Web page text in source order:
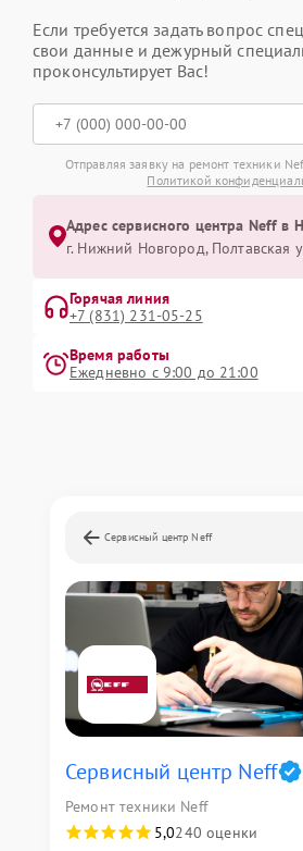
Если требуется задать вопрос
свои данные и дежурный
проконсультирует Вас!
Отправляя заявку на ремонт техники
Политикой
Адрес сервисного центра Neff в
г. Нижний Новгород, Полтавская
Горячая линия
+7 (831) 231-05-25
Время работы
Ежедневно с 9:00 до 21:00
Сервисный центр Neff
Сервисный центр Neff
Ремонт техники Neff
5,0240 оценки